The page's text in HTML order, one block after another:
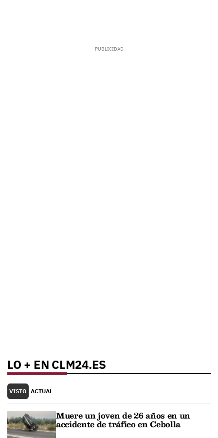
LO + EN CLM24.ES
VISTO ACTUAL
Muere un joven de 26 años en un
accidente de tráfico en Cebolla